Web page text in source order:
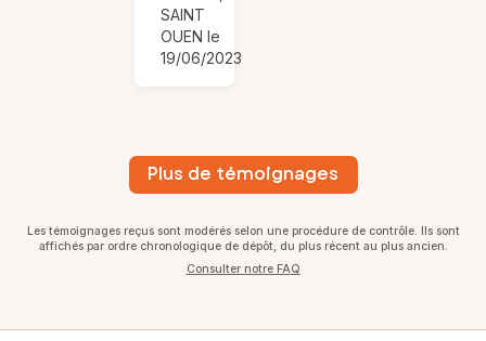
SAINT
OUEN le
19/06/2023
Plus de témoignages
Les témoignages reçus sont modérés selon une procédure de contrôle. Ils sont
affichés par ordre chronologique de dépôt, du plus récent au plus ancien.
Consulter notre FAQ